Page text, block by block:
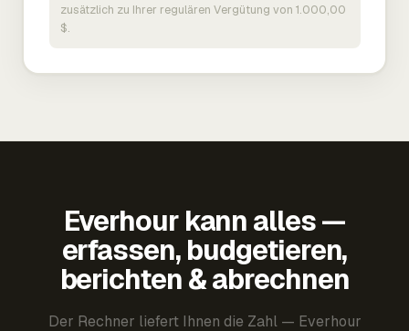
zusätzlich zu Ihrer regulären Vergütung von 1.000,00
$.
Everhour kann alles —
erfassen, budgetieren,
berichten & abrechnen
Der Rechner liefert Ihnen die Zahl — Everhour